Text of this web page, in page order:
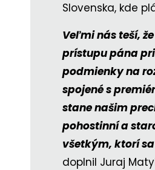
Slovenska, kde
Veľmi nás teší,
prístupu pána
podmienky na
spojené s
stane našim
pohostinní a
všetkým, ktorí
doplnil Juraj